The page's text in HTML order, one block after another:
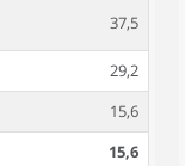
37,5
29,2
15,6
15,6